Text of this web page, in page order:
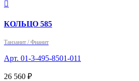

КОЛЬЦО 585
Танзанит / Фианит
Арт. 01-3-495-8501-011
26 560 ₽